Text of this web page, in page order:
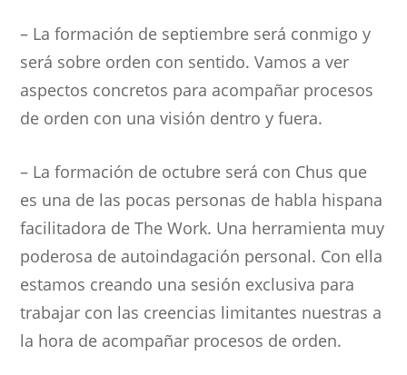
– La formación de septiembre será conmigo y
será sobre orden con sentido. Vamos a ver
aspectos concretos para acompañar procesos
de orden con una visión dentro y fuera.
– La formación de octubre será con Chus que
es una de las pocas personas de habla hispana
facilitadora de The Work. Una herramienta muy
poderosa de autoindagación personal. Con ella
estamos creando una sesión exclusiva para
trabajar con las creencias limitantes nuestras a
la hora de acompañar procesos de orden.